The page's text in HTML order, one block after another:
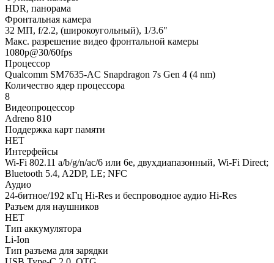
HDR, панорама
Фронтальная камера
32 МП, f/2.2, (широкоугольный), 1/3.6"
Макс. разрешение видео фронтальной камеры
1080p@30/60fps
Процессор
Qualcomm SM7635-AC Snapdragon 7s Gen 4 (4 nm)
Количество ядер процессора
8
Видеопроцессор
Adreno 810
Поддержка карт памяти
НЕТ
Интерфейсы
Wi-Fi 802.11 a/b/g/n/ac/6 или 6e, двухдиапазонный, Wi-Fi Direct;
Bluetooth 5.4, ​​A2DP, LE; NFC
Аудио
24-битное/192 кГц Hi-Res и беспроводное аудио Hi-Res
Разъем для наушников
НЕТ
Тип аккумулятора
Li-Ion
Тип разъема для зарядки